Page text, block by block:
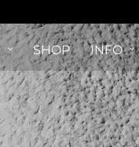
SHOP INFO